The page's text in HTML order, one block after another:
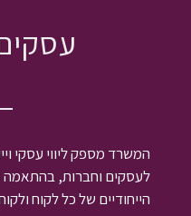
המשרד מספק ליווי עסקי
לעסקים וחברות, בהתאמה
הייחודיים של כל לקוח